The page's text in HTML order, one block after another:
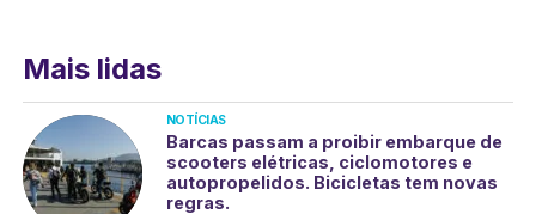
Mais lidas
NOTÍCIAS
Barcas passam a proibir embarque de
scooters elétricas, ciclomotores e
autopropelidos. Bicicletas tem novas
regras.